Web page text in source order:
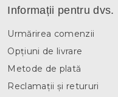
Informații pentru dvs.
Urmărirea comenzii
Opțiuni de livrare
Metode de plată
Reclamații și retururi